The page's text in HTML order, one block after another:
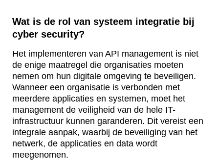
Wat is de rol van systeem integratie bij
cyber security?
Het implementeren van API management is niet
de enige maatregel die organisaties moeten
nemen om hun digitale omgeving te beveiligen.
Wanneer een organisatie is verbonden met
meerdere applicaties en systemen, moet het
management de veiligheid van de hele IT-
infrastructuur kunnen garanderen. Dit vereist een
integrale aanpak, waarbij de beveiliging van het
netwerk, de applicaties en data wordt
meegenomen.